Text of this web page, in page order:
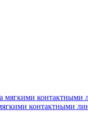
контактными